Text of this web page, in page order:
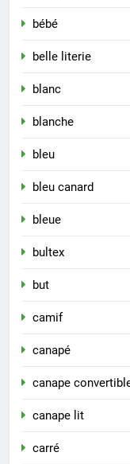
bébé
belle literie
blanc
blanche
bleu
bleu canard
bleue
bultex
but
camif
canapé
canape
canape lit
carré